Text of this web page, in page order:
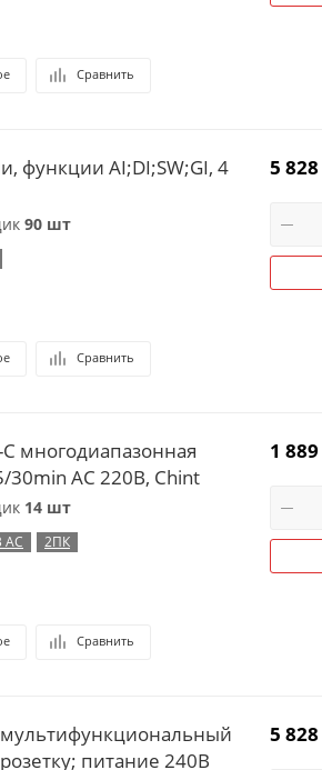
Сравнить
функции AI;DI;SW;GI, 4
90 шт
Сравнить
5 828
многодиапазонная
AC 220В, Chint
14 шт
АС 2ПК
Сравнить
1 889
питание 240В
5 828